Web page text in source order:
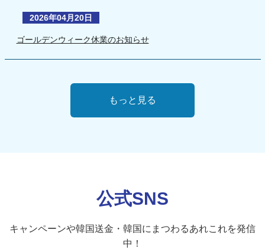
2026年04月20日
ゴールデンウィーク休業のお知らせ
もっと見る
公式SNS
キャンペーンや韓国送金・韓国にまつわるあれこれを発信
中！